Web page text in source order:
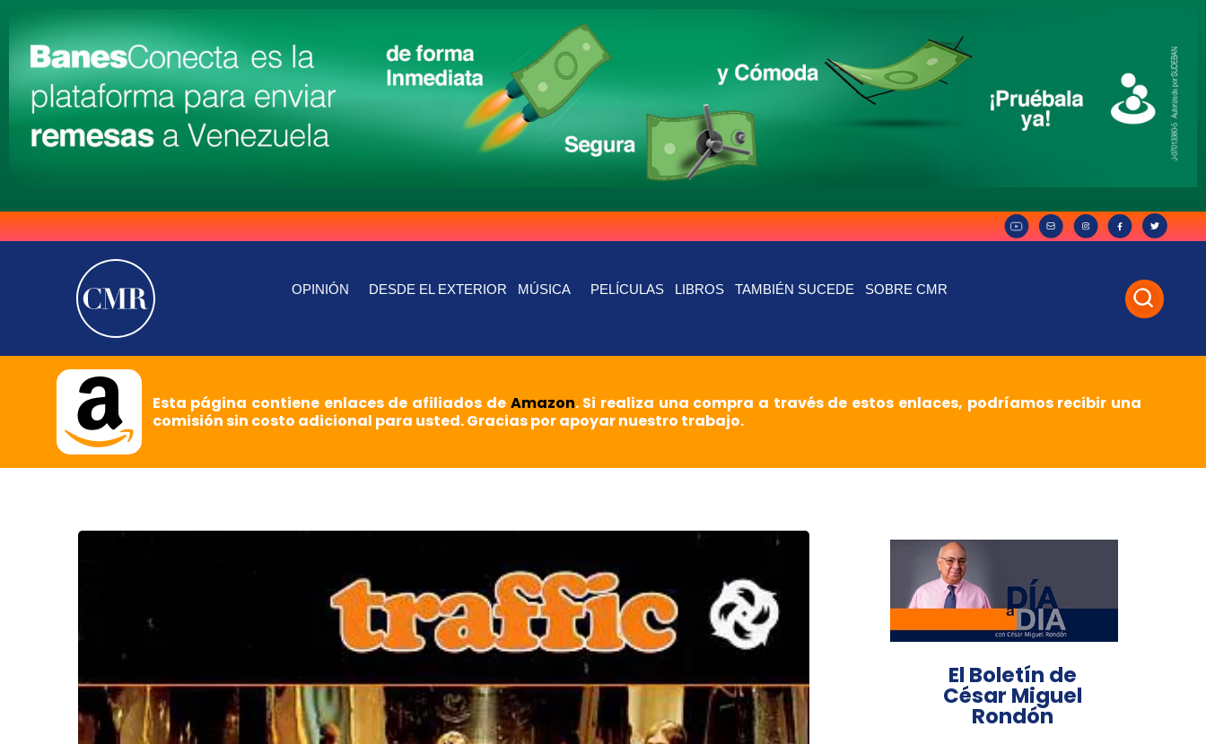
OPINIÓN DESDE EL EXTERIOR MÚSICA PELÍCULAS LIBROS TAMBIÉN SUCEDE SOBRE CMR
Esta página contiene enlaces de afiliados de Amazon. Si realiza una compra a través de estos enlaces, podríamos recibir una
comisión sin costo adicional para usted. Gracias por apoyar nuestro trabajo.
El Boletín de
César Miguel
Rondón